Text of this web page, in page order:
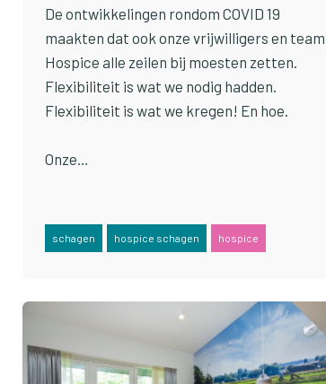
De ontwikkelingen rondom COVID 19
maakten dat ook onze vrijwilligers en team
Hospice alle zeilen bij moesten zetten.
Flexibiliteit is wat we nodig hadden.
Flexibiliteit is wat we kregen! En hoe.
Onze…
schagen hospice schagen hospice